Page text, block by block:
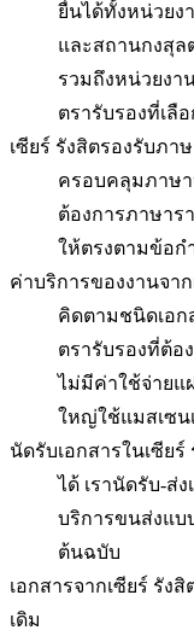
ยื่นได้ทั้งหน่วย
และสถานกงสุล
รวมถึงหน่วยงา
ตรารับรองที่เลือ
เซียร์ รังสิตรองรับภา
ครอบคลุมภาษา
ต้องการภาษาร
ให้ตรงตามข้อก
ค่าบริการของงานจา
คิดตามชนิดเอก
ตรารับรองที่ต้อ
ไม่มีค่าใช้จ่ายแ
ใหญ่ใช้แมสเซน
นัดรับเอกสารในเซียร์
ได้ เรานัดรับ-ส่
บริการขนส่งแบ
ต้นฉบับ
เอกสารจากเซียร์ รัง
เดิม